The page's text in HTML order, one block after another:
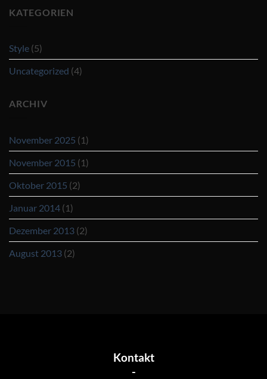
KATEGORIEN
Style (5)
Uncategorized (4)
ARCHIV
November 2025 (1)
November 2015 (1)
Oktober 2015 (2)
Januar 2014 (1)
Dezember 2013 (2)
August 2013 (2)
Kontakt
-